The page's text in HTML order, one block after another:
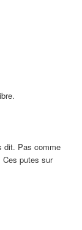
dit. Pas comme
Ces putes sur